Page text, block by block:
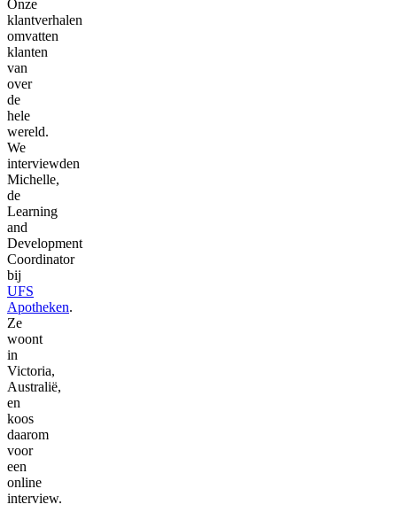
Onze
klantverhalen
omvatten
klanten
van
over
de
hele
wereld.
We
interviewden
Michelle,
de
Learning
and
Development
Coordinator
bij
UFS
Apotheken.
Ze
woont
in
Victoria,
Australië,
en
koos
daarom
voor
een
online
interview.